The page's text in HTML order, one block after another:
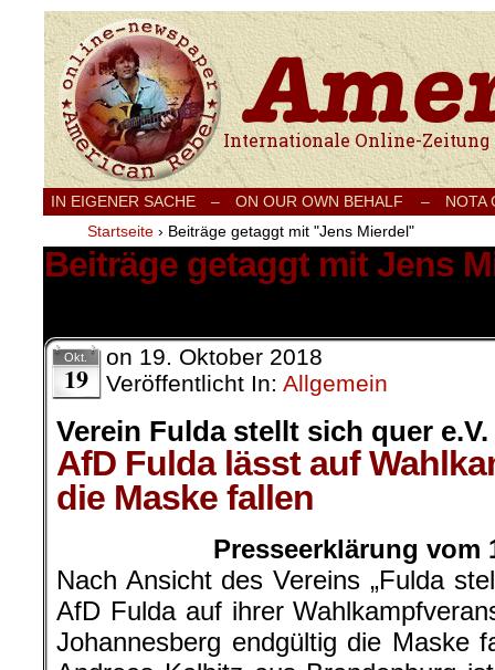
Internationale Onlinezeitung für Frieden,
IN EIGENER SACHE – ON OUR OWN BEHALF –
NOTA
Startseite › Beiträge getaggt mit "Jens Mierdel"
Beiträge getaggt mit Jens
Okt.
19
on 19. Oktober 2018
Veröffentlicht In: Allgemein
Verein Fulda stellt sich quer e.V.
AfD Fulda lässt auf
die Maske fallen
Presseerklärung vom
Nach Ansicht des Vereins „Fulda
AfD Fulda auf ihrer
Johannesberg endgültig die Maske